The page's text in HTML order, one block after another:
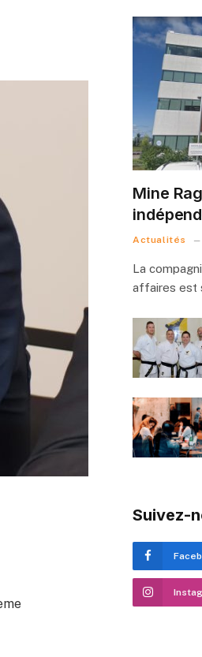
Mine
Actualités
La
affaires est
Suivez-